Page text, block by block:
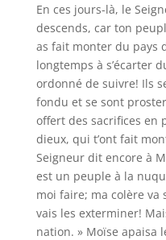
En ces jours-là, le
descends, car ton
as fait monter du pays
longtemps à s’écarter
ordonné de suivre! Ils
fondu et se sont
offert des sacrifices en
dieux, qui t’ont fait
Seigneur dit encore à
est un peuple à la
moi faire; ma colère va
vais les exterminer!
nation. » Moïse apaisa